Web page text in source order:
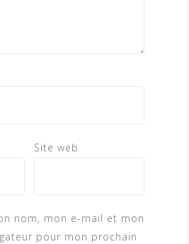
Site web
nom, mon e-mail et mon
pour mon prochain